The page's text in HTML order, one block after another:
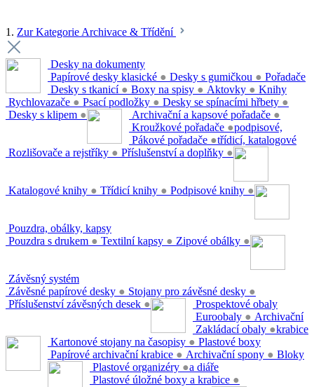
1. Zur Kategorie Archivace & Třídění
Desky na dokumenty
Papírové desky klasické ● Desky s gumičkou ●
Desky s tkanicí ● Boxy na spisy ● Aktovky ●
Rychlovazače ● Psací podložky ● Desky se spínacími hřbety ●
Desky s klipem ●
Pořadače
Archivační a kapsové pořadače ●
Kroužkové pořadače ●
Pákové pořadače ●
Rozlišovače a rejstříky ● Příslušenství a doplňky ●
Knihy
podpisové,
třídicí, katalogové
Katalogové knihy ● Třídicí knihy ● Podpisové knihy ●
Pouzdra, obálky, kapsy
Pouzdra s drukem ● Textilní kapsy ● Zipové obálky ●
Závěsný systém
Závěsné papírové desky ● Stojany pro závěsné desky ●
Příslušenství závěsných desek ●
Prospektové obaly
Euroobaly ●
Zakládací obaly ●
Archivační
krabice
Kartonové stojany na časopisy ●
Papírové archivační krabice ● Archivační spony ●
Plastové boxy
Plastové organizéry ●
Plastové úložné boxy a krabice ●
Bloky
a diáře